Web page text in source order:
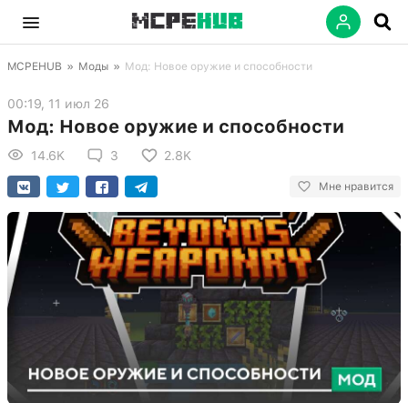
MCPEHUB » Моды » Мод: Новое оружие и способности
00:19, 11 июл 26
Мод: Новое оружие и способности
14.6K 3 2.8K
Мне нравится